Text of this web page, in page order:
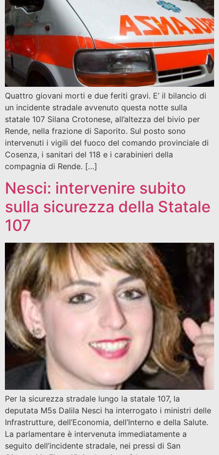
Quattro giovani morti e due feriti gravi. E’ il bilancio di
un incidente stradale avvenuto questa notte sulla
statale 107 Silana Crotonese, all’altezza del bivio per
Rende, nella frazione di Saporito. Sul posto sono
intervenuti i vigili del fuoco del comando provinciale di
Cosenza, i sanitari del 118 e i carabinieri della
compagnia di Rende. […]
Nesci: intervenire subito
sulla sicurezza della Statale
107
Per la sicurezza stradale lungo la statale 107, la
deputata M5s Dalila Nesci ha interrogato i ministri delle
Infrastrutture, dell’Economia, dell’Interno e della Salute.
La parlamentare è intervenuta immediatamente a
seguito dell’incidente stradale, nei pressi di San